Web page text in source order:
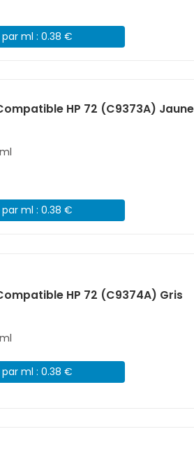
par ml : 0.38 €
HP 72 (C9373A) Jaune
par ml : 0.38 €
HP 72 (C9374A) Gris
par ml : 0.38 €